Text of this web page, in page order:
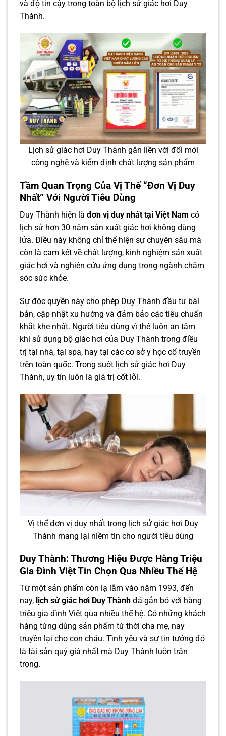
và độ tin cậy trong toàn bộ lịch sử giác hơi Duy
Thành.
Lịch sử giác hơi Duy Thành gắn liền với đổi mới
công nghệ và kiểm định chất lượng sản phẩm
Tầm Quan Trọng Của Vị Thế “Đơn Vị Duy
Nhất” Với Người Tiêu Dùng
Duy Thành hiện là đơn vị duy nhất tại Việt Nam có
lịch sử hơn 30 năm sản xuất giác hơi không dùng
lửa. Điều này không chỉ thể hiện sự chuyên sâu mà
còn là cam kết về chất lượng, kinh nghiệm sản xuất
giác hơi và nghiên cứu ứng dụng trong ngành chăm
sóc sức khỏe.
Sự độc quyền này cho phép Duy Thành đầu tư bài
bản, cập nhật xu hướng và đảm bảo các tiêu chuẩn
khắt khe nhất. Người tiêu dùng vì thế luôn an tâm
khi sử dụng bộ giác hơi của Duy Thành trong điều
trị tại nhà, tại spa, hay tại các cơ sở y học cổ truyền
trên toàn quốc. Trong suốt lịch sử giác hơi Duy
Thành, uy tín luôn là giá trị cốt lõi.
Vị thế đơn vị duy nhất trong lịch sử giác hơi Duy
Thành mang lại niềm tin cho người tiêu dùng
Duy Thành: Thương Hiệu Được Hàng Triệu
Gia Đình Việt Tin Chọn Qua Nhiều Thế Hệ
Từ một sản phẩm còn lạ lẫm vào năm 1993, đến
nay, lịch sử giác hơi Duy Thành đã gắn bó với hàng
triệu gia đình Việt qua nhiều thế hệ. Có những khách
hàng từng dùng sản phẩm từ thời cha mẹ, nay
truyền lại cho con cháu. Tình yêu và sự tin tưởng đó
là tài sản quý giá nhất mà Duy Thành luôn trân
trọng.